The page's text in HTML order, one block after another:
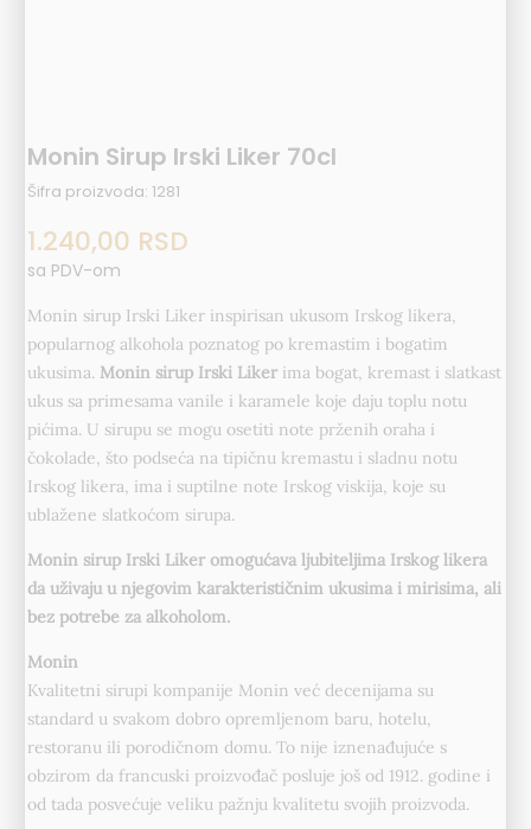
Monin Sirup Irski Liker 70cl
Šifra proizvoda: 1281
1.240,00 RSD
sa PDV-om
Monin sirup Irski Liker inspirisan ukusom Irskog likera,
popularnog alkohola poznatog po kremastim i bogatim
ukusima. Monin sirup Irski Likerima bogat, kremast i slatkast
ukus sa primesama vanile i karamele koje daju toplu notu
pićima. U sirupu se mogu osetiti note prženih oraha i
čokolade, što podseća na tipičnu kremastu i sladnu notu
Irskog likera, ima i suptilne note Irskog viskija, koje su
ublažene slatkoćom sirupa.
Monin sirup Irski Liker omogućava ljubiteljima Irskog likera
da uživaju u njegovim karakterističnim ukusima i mirisima, ali
bez potrebe za alkoholom.
Monin
Kvalitetni sirupi kompanije Monin već decenijama su
standard u svakom dobro opremljenom baru, hotelu,
restoranu ili porodičnom domu. To nije iznenađujuće s
obzirom da francuski proizvođač posluje još od 1912. godine i
od tada posvećuje veliku pažnju kvalitetu svojih proizvoda.